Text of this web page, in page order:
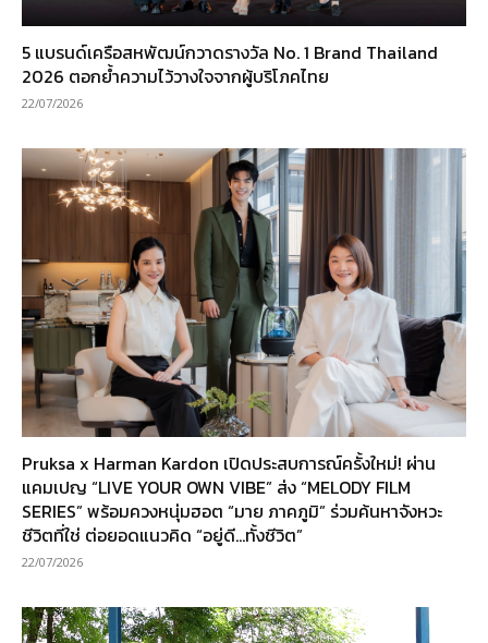
5 แบรนด์เครือสหพัฒน์กวาดรางวัล No. 1 Brand Thailand
2026 ตอกย้ำความไว้วางใจจากผู้บริโภคไทย
22/07/2026
Pruksa x Harman Kardon เปิดประสบการณ์ครั้งใหม่! ผ่าน
แคมเปญ “LIVE YOUR OWN VIBE” ส่ง “MELODY FILM
SERIES” พร้อมควงหนุ่มฮอต “มาย ภาคภูมิ” ร่วมค้นหาจังหวะ
ชีวิตที่ใช่ ต่อยอดแนวคิด “อยู่ดี…ทั้งชีวิต”
22/07/2026